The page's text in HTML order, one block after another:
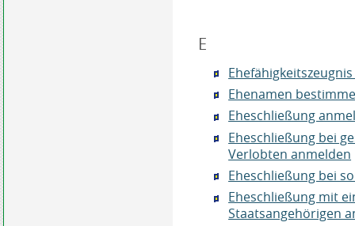
E
Ehenamen
Eheschließung
Eheschließung bei
Verlobten anmelden
Eheschließung bei
Eheschließung mit
Staatsangehörigen